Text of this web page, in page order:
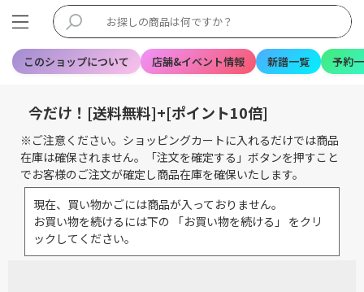
このショップについて 店舗&イベント情報 新譜一覧 予約
今だけ！[送料無料]+[ポイント10倍]
※ご注意ください。ショッピングカートに入れるだけでは商品
在庫は確保されません。「注文を確定する」ボタンを押すこと
でお客様のご注文が確定し商品在庫を確保いたします。
現在、買い物かごには商品が入っておりません。
お買い物を続けるには下の 「お買い物を続ける」 をクリ
ックしてください。